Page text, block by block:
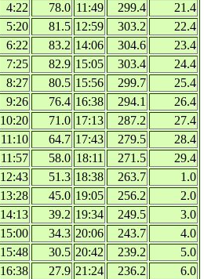
4:22 78.0 11:49 299.4
21.4
5:20 81.5 12:59 303.2
22.4
6:22 83.2 14:06 304.6
23.4
7:25 82.9 15:05 303.4
24.4
8:27 80.5 15:56 299.7
25.4
9:26 76.4 16:38 294.1
26.4
10:20 71.0 17:13 287.2
27.4
11:10 64.7 17:43 279.5
28.4
11:57 58.0 18:11 271.5
29.4
12:43 51.3 18:38 263.7
1.0
13:28 45.0 19:05 256.2
2.0
14:13 39.2 19:34 249.5
3.0
15:00 34.3 20:06 243.7
4.0
15:48 30.5 20:42 239.2
5.0
16:38 27.9 21:24 236.2
6.0